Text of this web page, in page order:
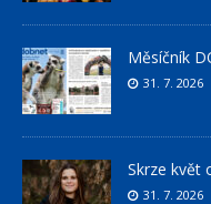
Měsíčník
31. 7. 2026
Skrze květ
31. 7. 2026